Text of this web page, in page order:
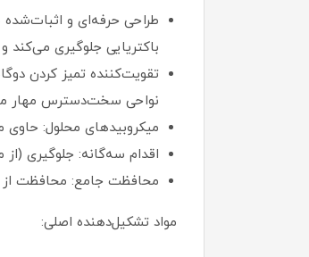
باکتریایی جلوگیری
نواحی سخت‌دسترس مهار
میکروبیدهای محلول: حاوی میکروبیدهای کوچک‌تر (تا ۵ برابر کوچک‌تر از
اقدام سه‌گانه: جلوگیری
محافظت جامع: محافظت از
مواد تشکیل‌دهنده اصلی: